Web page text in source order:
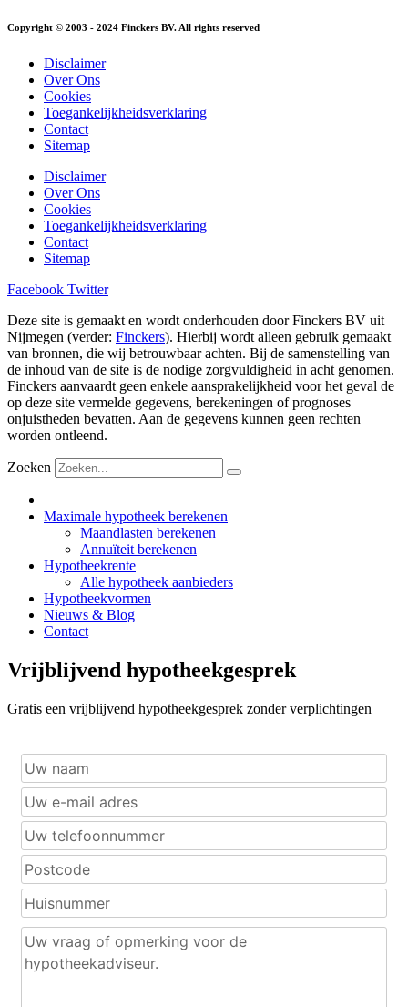
Copyright © 2003 - 2024 Finckers BV. All rights reserved
Disclaimer
Over Ons
Cookies
Toegankelijkheidsverklaring
Contact
Sitemap
Disclaimer
Over Ons
Cookies
Toegankelijkheidsverklaring
Contact
Sitemap
Facebook Twitter
Deze site is gemaakt en wordt onderhouden door Finckers BV uit
Nijmegen (verder: Finckers). Hierbij wordt alleen gebruik gemaakt
van bronnen, die wij betrouwbaar achten. Bij de samenstelling van
de inhoud van de site is de nodige zorgvuldigheid in acht genomen.
Finckers aanvaardt geen enkele aansprakelijkheid voor het geval de
op deze site vermelde gegevens, berekeningen of prognoses
onjuistheden bevatten. Aan de gegevens kunnen geen rechten
worden ontleend.
Zoeken
Maximale hypotheek berekenen
Maandlasten berekenen
Annuïteit berekenen
Hypotheekrente
Alle hypotheek aanbieders
Hypotheekvormen
Nieuws & Blog
Contact
Vrijblijvend hypotheekgesprek
Gratis een vrijblijvend hypotheekgesprek zonder verplichtingen